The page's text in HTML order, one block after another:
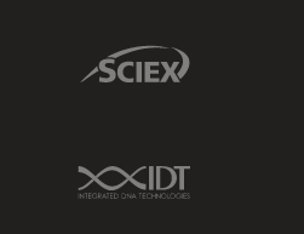
Sciex Link
IDT Link